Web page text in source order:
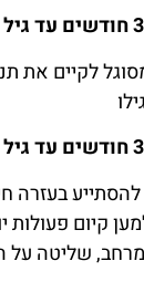
לקיים את
בעזרה
קיום פעולות
שליטה על